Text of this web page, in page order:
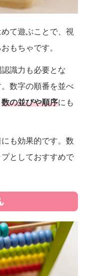
て遊ぶことで、視
もちゃです。
識力も必要とな
数字の順番を並べ
数の並びや順序にも
も効果的です。数
としておすすめで